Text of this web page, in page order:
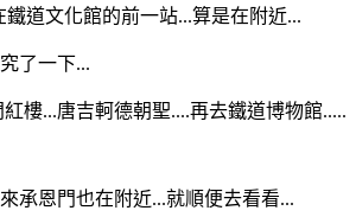
道文化館的前一站...算是在附近...
了一下...
樓...唐吉軻德朝聖....再去鐵道博物館.....
承恩門也在附近...就順便去看看...